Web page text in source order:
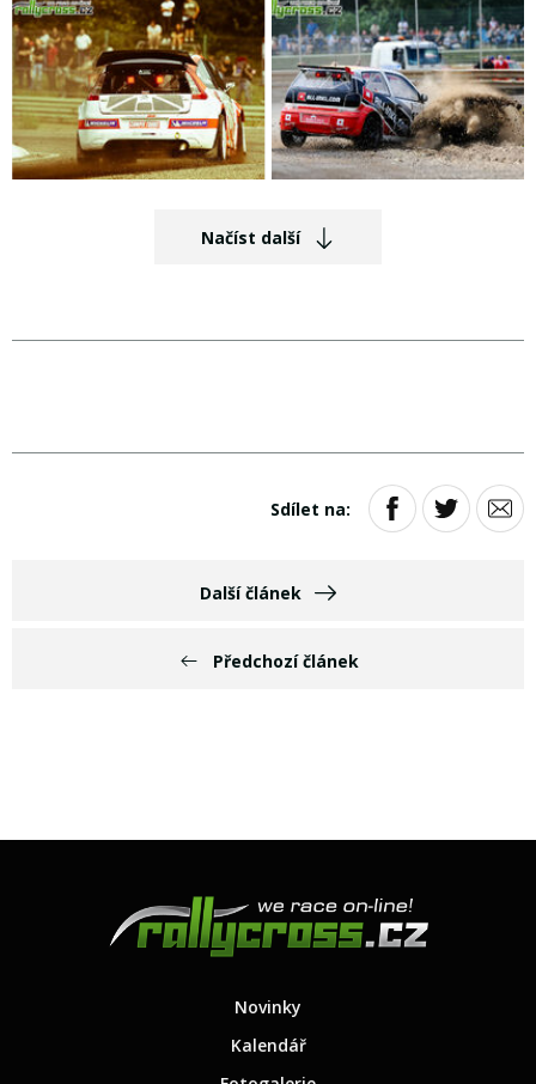
Načíst další
Předchozí článek
Sdílet na:
Další článek
Novinky
Kalendář